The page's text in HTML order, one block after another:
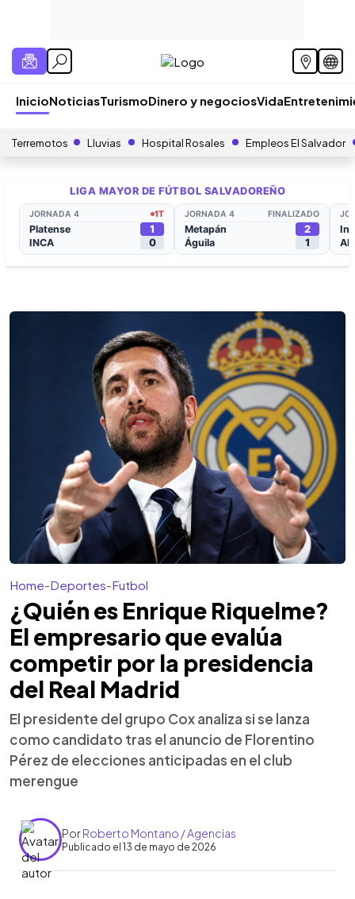
InicioNoticiasTurismoDinero y negociosVida
Terremotos Lluvias Hospital Rosales Empleos El Salvador
Home-Deportes-Futbol
¿Quién es Enrique Riquelme?
El empresario que evalúa
competir por la presidencia
del Real Madrid
El presidente del grupo Cox analiza si se lanza
como candidato tras el anuncio de Florentino
Pérez de elecciones anticipadas en el club
merengue
PorRoberto Montano / Agencias
Publicado el 13 de mayo de 2026